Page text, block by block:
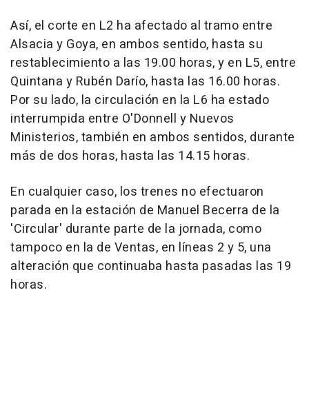
Así, el corte en L2 ha afectado al tramo entre
Alsacia y Goya, en ambos sentido, hasta su
restablecimiento a las 19.00 horas, y en L5, entre
Quintana y Rubén Darío, hasta las 16.00 horas.
Por su lado, la circulación en la L6 ha estado
interrumpida entre O'Donnell y Nuevos
Ministerios, también en ambos sentidos, durante
más de dos horas, hasta las 14.15 horas.
En cualquier caso, los trenes no efectuaron
parada en la estación de Manuel Becerra de la
'Circular' durante parte de la jornada, como
tampoco en la de Ventas, en líneas 2 y 5, una
alteración que continuaba hasta pasadas las 19
horas.